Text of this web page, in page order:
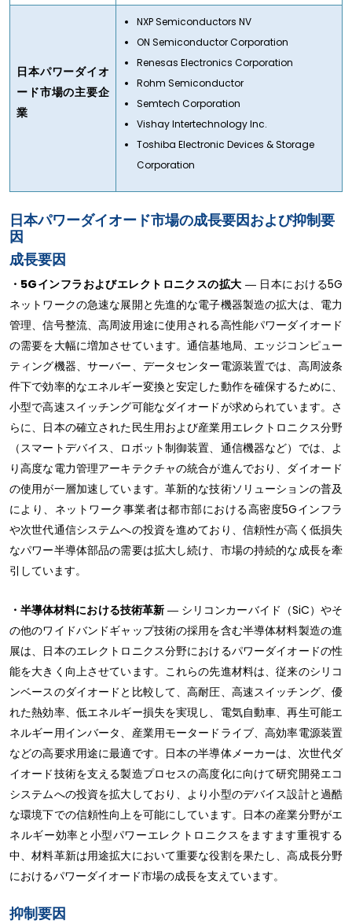
日本パワーダイオ
ード市場の主要企
業
NXP Semiconductors NV
ON Semiconductor Corporation
Renesas Electronics Corporation
Rohm Semiconductor
Semtech Corporation
Vishay Intertechnology Inc.
Toshiba Electronic Devices & Storage
Corporation
日本パワーダイオード市場の成長要因および抑制要
因
成長要因
・5Gインフラおよびエレクトロニクスの拡大― 日本における5G
ネットワークの急速な展開と先進的な電子機器製造の拡大は、電力
管理、信号整流、高周波用途に使用される高性能パワーダイオード
の需要を大幅に増加させています。通信基地局、エッジコンピュー
ティング機器、サーバー、データセンター電源装置では、高周波条
件下で効率的なエネルギー変換と安定した動作を確保するために、
小型で高速スイッチング可能なダイオードが求められています。さ
らに、日本の確立された民生用および産業用エレクトロニクス分野
（スマートデバイス、ロボット制御装置、通信機器など）では、よ
り高度な電力管理アーキテクチャの統合が進んでおり、ダイオード
の使用が一層加速しています。革新的な技術ソリューションの普及
により、ネットワーク事業者は都市部における高密度5Gインフラ
や次世代通信システムへの投資を進めており、信頼性が高く低損失
なパワー半導体部品の需要は拡大し続け、市場の持続的な成長を牽
引しています。
・半導体材料における技術革新― シリコンカーバイド（SiC）やそ
の他のワイドバンドギャップ技術の採用を含む半導体材料製造の進
展は、日本のエレクトロニクス分野におけるパワーダイオードの性
能を大きく向上させています。これらの先進材料は、従来のシリコ
ンベースのダイオードと比較して、高耐圧、高速スイッチング、優
れた熱効率、低エネルギー損失を実現し、電気自動車、再生可能エ
ネルギー用インバータ、産業用モータードライブ、高効率電源装置
などの高要求用途に最適です。日本の半導体メーカーは、次世代ダ
イオード技術を支える製造プロセスの高度化に向けて研究開発エコ
システムへの投資を拡大しており、より小型のデバイス設計と過酷
な環境下での信頼性向上を可能にしています。日本の産業分野がエ
ネルギー効率と小型パワーエレクトロニクスをますます重視する
中、材料革新は用途拡大において重要な役割を果たし、高成長分野
におけるパワーダイオード市場の成長を支えています。
抑制要因